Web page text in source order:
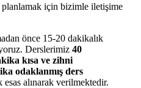
için bizimle iletişime
önce 15-20 dakikalık
Derslerimiz 40
kısa ve zihni
odaklanmış ders
alınarak verilmektedir.